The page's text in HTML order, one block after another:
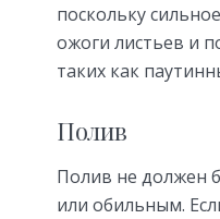
поскольку
ожоги листьев и
таких как
Полив
Полив не должен
или обильным.